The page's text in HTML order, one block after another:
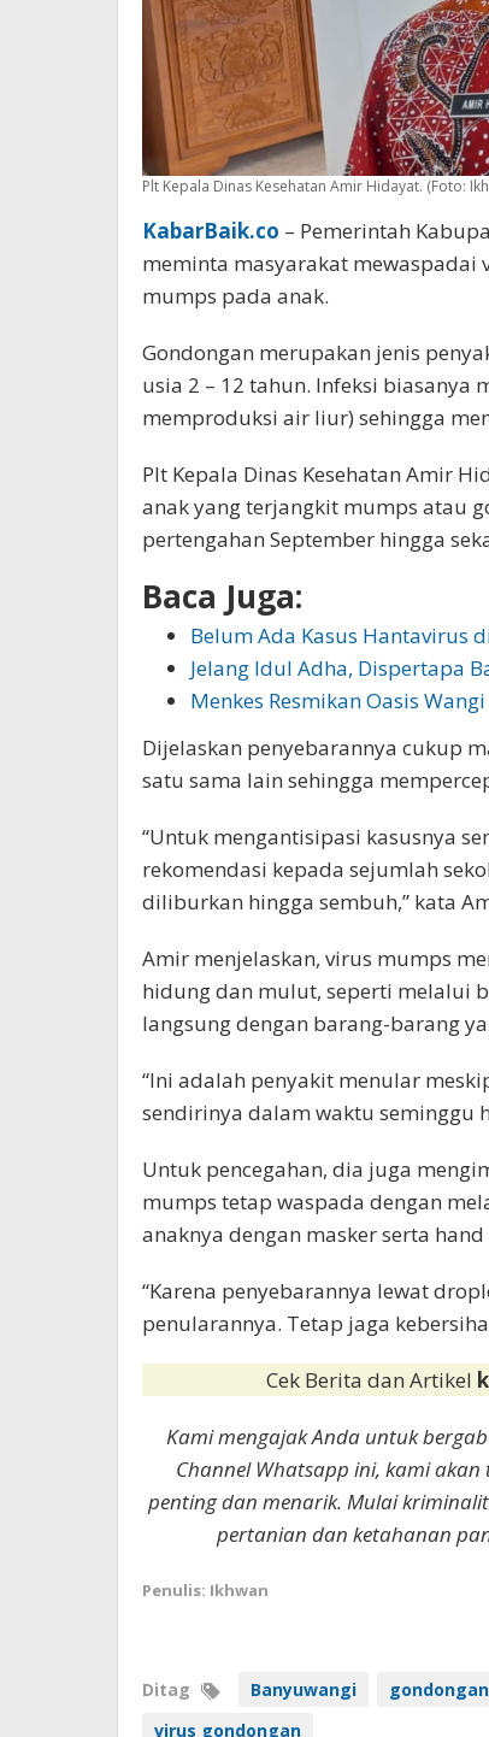
Plt Kepala Dinas Kesehatan Amir Hidayat. (Foto:
KabarBaik.co – Pemerintah
meminta masyarakat mewaspadai
mumps pada anak.
Gondongan merupakan jenis
usia 2 – 12 tahun. Infeksi biasanya
memproduksi air liur) sehingga
Plt Kepala Dinas Kesehatan Amir
anak yang terjangkit mumps atau
pertengahan September hingga
Baca Juga:
Belum Ada Kasus Hantavirus
Jelang Idul Adha, Dispertapa
Menkes Resmikan Oasis
Dijelaskan penyebarannya cukup
satu sama lain sehingga
“Untuk mengantisipasi kasusnya
rekomendasi kepada sejumlah
diliburkan hingga sembuh,” kata
Amir menjelaskan, virus mumps
hidung dan mulut, seperti melalui
langsung dengan barang-barang
“Ini adalah penyakit menular
sendirinya dalam waktu seminggu
Untuk pencegahan, dia juga
mumps tetap waspada dengan
anaknya dengan masker serta
“Karena penyebarannya lewat
penularannya. Tetap jaga
Cek Berita dan Artikel
Kami mengajak Anda untuk
Channel Whatsapp ini, kami
penting dan menarik. Mulai
pertanian dan ketahanan
Penulis: Ikhwan
Ditag Banyuwangi gondongan
virus gondongan